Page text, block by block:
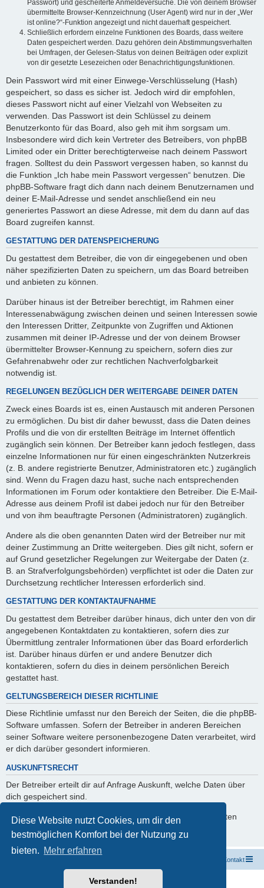
Diese Website nutzt Cookies, um dir den
bestmöglichen Komfort bei der Nutzung zu
bieten. Mehr erfahren
Verstanden!
Passwort) und gescheiterte Anmeldeversuche. Die von deinem Browser
übermittelte Browser-Kennzeichnung (User Agent) wird nur in der „Wer
ist online?“-Funktion angezeigt und nicht dauerhaft gespeichert.
Schließlich erfordern einzelne Funktionen des Boards, dass weitere
Daten gespeichert werden. Dazu gehören dein Abstimmungsverhalten
bei Umfragen, der Gelesen-Status von deinen Beiträgen oder explizit
von dir gesetzte Lesezeichen oder Benachrichtigungsfunktionen.
Dein Passwort wird mit einer Einwege-Verschlüsselung (Hash)
gespeichert, so dass es sicher ist. Jedoch wird dir empfohlen,
dieses Passwort nicht auf einer Vielzahl von Webseiten zu
verwenden. Das Passwort ist dein Schlüssel zu deinem
Benutzerkonto für das Board, also geh mit ihm sorgsam um.
Insbesondere wird dich kein Vertreter des Betreibers, von phpBB
Limited oder ein Dritter berechtigterweise nach deinem Passwort
fragen. Solltest du dein Passwort vergessen haben, so kannst du
die Funktion „Ich habe mein Passwort vergessen“ benutzen. Die
phpBB-Software fragt dich dann nach deinem Benutzernamen und
deiner E-Mail-Adresse und sendet anschließend ein neu
generiertes Passwort an diese Adresse, mit dem du dann auf das
Board zugreifen kannst.
GESTATTUNG DER DATENSPEICHERUNG
Du gestattest dem Betreiber, die von dir eingegebenen und oben
näher spezifizierten Daten zu speichern, um das Board betreiben
und anbieten zu können.
Darüber hinaus ist der Betreiber berechtigt, im Rahmen einer
Interessenabwägung zwischen deinen und seinen Interessen sowie
den Interessen Dritter, Zeitpunkte von Zugriffen und Aktionen
zusammen mit deiner IP-Adresse und der von deinem Browser
übermittelter Browser-Kennung zu speichern, sofern dies zur
Gefahrenabwehr oder zur rechtlichen Nachverfolgbarkeit
notwendig ist.
REGELUNGEN BEZÜGLICH DER WEITERGABE DEINER DATEN
Zweck eines Boards ist es, einen Austausch mit anderen Personen
zu ermöglichen. Du bist dir daher bewusst, dass die Daten deines
Profils und die von dir erstellten Beiträge im Internet öffentlich
zugänglich sein können. Der Betreiber kann jedoch festlegen, dass
einzelne Informationen nur für einen eingeschränkten Nutzerkreis
(z. B. andere registrierte Benutzer, Administratoren etc.) zugänglich
sind. Wenn du Fragen dazu hast, suche nach entsprechenden
Informationen im Forum oder kontaktiere den Betreiber. Die E-Mail-
Adresse aus deinem Profil ist dabei jedoch nur für den Betreiber
und von ihm beauftragte Personen (Administratoren) zugänglich.
Andere als die oben genannten Daten wird der Betreiber nur mit
deiner Zustimmung an Dritte weitergeben. Dies gilt nicht, sofern er
auf Grund gesetzlicher Regelungen zur Weitergabe der Daten (z.
B. an Strafverfolgungsbehörden) verpflichtet ist oder die Daten zur
Durchsetzung rechtlicher Interessen erforderlich sind.
GESTATTUNG DER KONTAKTAUFNAHME
Du gestattest dem Betreiber darüber hinaus, dich unter den von dir
angegebenen Kontaktdaten zu kontaktieren, sofern dies zur
Übermittlung zentraler Informationen über das Board erforderlich
ist. Darüber hinaus dürfen er und andere Benutzer dich
kontaktieren, sofern du dies in deinem persönlichen Bereich
gestattet hast.
GELTUNGSBEREICH DIESER RICHTLINIE
Diese Richtlinie umfasst nur den Bereich der Seiten, die die phpBB-
Software umfassen. Sofern der Betreiber in anderen Bereichen
seiner Software weitere personenbezogene Daten verarbeitet, wird
er dich darüber gesondert informieren.
AUSKUNFTSRECHT
Der Betreiber erteilt dir auf Anfrage Auskunft, welche Daten über
dich gespeichert sind.
Du kannst jederzeit die Löschung bzw. Sperrung deiner Daten
verlangen. Kontaktiere hierzu bitte den Betreiber.
Kontakt
Powered byphpBB® Forum Software © phpBB Limited